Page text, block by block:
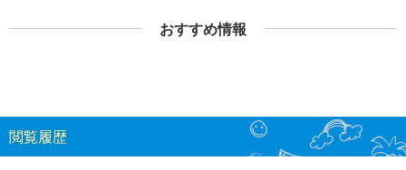
おすすめ情報
閲覧履歴